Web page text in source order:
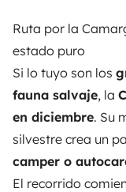
Ruta por la
estado puro
Si lo tuyo son los
fauna salvaje, la
en diciembre. Su
silvestre crea un
camper o
El recorrido